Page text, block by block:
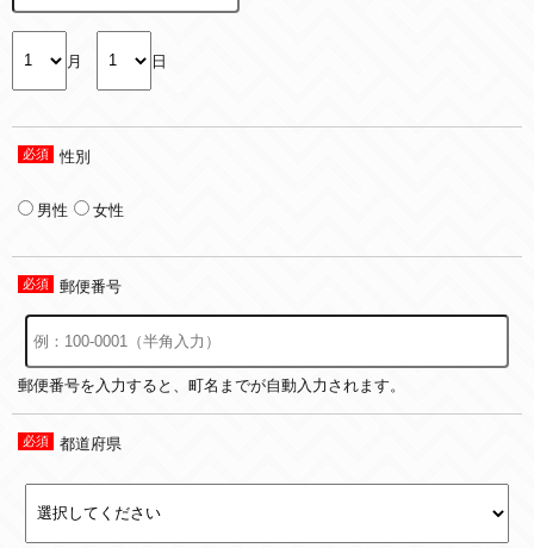
月 日
性別
男性 女性
郵便番号
郵便番号を入力すると、町名までが自動入力されます。
都道府県